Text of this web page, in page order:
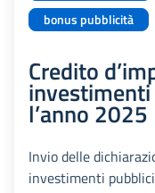
bonus pubblicità
Credito
l’anno 2025
Invio delle
investimenti